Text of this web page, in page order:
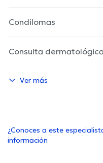
Condilomas
Consulta dermatológica
Ver más
¿Conoces a este
información